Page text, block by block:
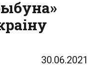
30.06.2021